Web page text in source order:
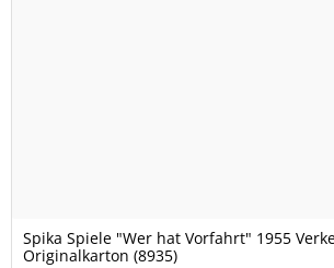
Spika Spiele "Wer hat Vorfahrt" 1955
Originalkarton (8935)